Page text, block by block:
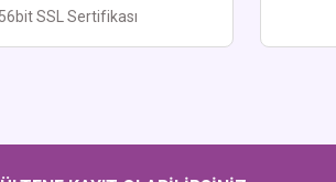
SSL Sertifikası